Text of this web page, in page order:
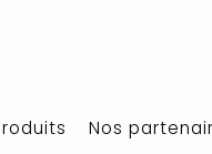
Nos